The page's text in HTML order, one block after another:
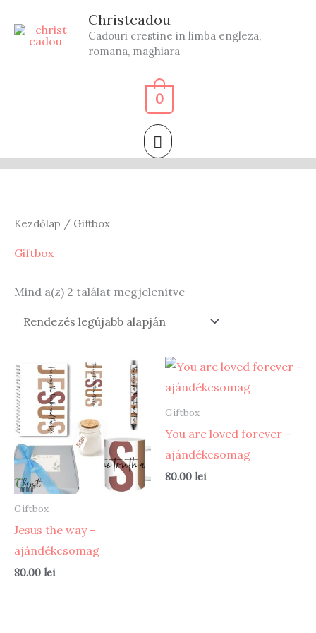
Christcadou
Cadouri crestine in limba engleza,
romana, maghiara
MAIN
MENU
0
Kezdőlap / Giftbox
Giftbox
Mind a(z) 2 találat megjelenítveSorted
Giftbox
Jesus the way –
ajándékcsomag
80.00 lei
Giftbox
You are loved forever –
ajándékcsomag
80.00 lei